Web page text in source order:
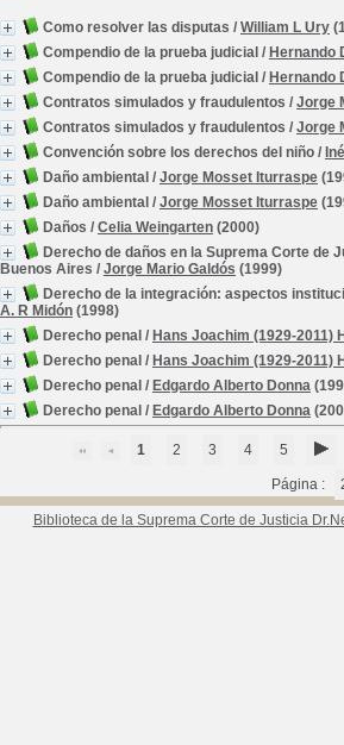
Como resolver las disputas / William L Ury
Compendio de la prueba judicial / Hernando
Compendio de la prueba judicial / Hernando
Contratos simulados y fraudulentos / Jorge
Contratos simulados y fraudulentos / Jorge
Convención sobre los derechos del niño /
Daño ambiental / Jorge Mosset Iturraspe
Daño ambiental / Jorge Mosset Iturraspe
Daños / Celia Weingarten (2000)
Derecho de daños en la Suprema Corte de
Buenos Aires / Jorge Mario Galdós (1999)
Derecho de la integración: aspectos
A. R Midón (1998)
Derecho penal / Hans Joachim (1929-2011)
Derecho penal / Hans Joachim (1929-2011)
Derecho penal / Edgardo Alberto Donna
Derecho penal / Edgardo Alberto Donna
1 2 3 4 5
Página :
Biblioteca de la Suprema Corte de Justicia